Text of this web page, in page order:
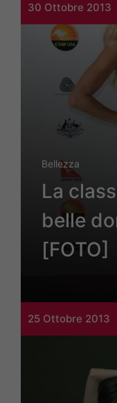
30 Ottobre 2013
Bellezza
La
belle
[FOTO]
25 Ottobre 2013